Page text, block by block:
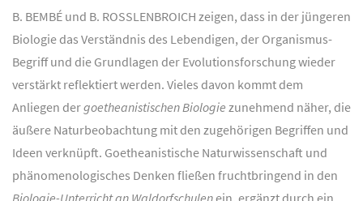
B. BEMBÉ und B. ROSSLENBROICH zeigen, dass in der jüngeren
Biologie das Verständnis des Lebendigen, der Organismus-
Begriff und die Grundlagen der Evolutionsforschung wieder
verstärkt reflektiert werden. Vieles davon kommt dem
Anliegen dergoetheanistischen Biologie zunehmend näher, die
äußere Naturbeobachtung mit den zugehörigen Begriffen und
Ideen verknüpft. Goetheanistische Naturwissenschaft und
phänomenologisches Denken fließen fruchtbringend in den